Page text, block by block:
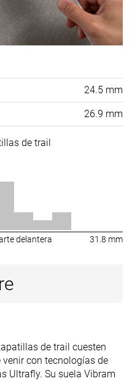
24.5 mm
26.9 mm
de trail
delantera 31.8 mm
de trail cuesten
con tecnologías de
Ultrafly. Su suela Vibram